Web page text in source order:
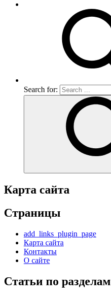
Search for:
Карта сайта
Страницы
add_links_plugin_page
Карта сайта
Контакты
О сайте
Статьи по разделам